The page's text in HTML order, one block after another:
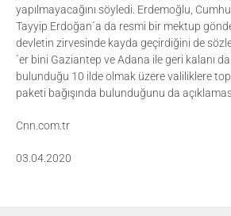
yapılmayacağını söyledi. Erdemoğlu,
Tayyip Erdoğan´a da resmi bir mektup
devletin zirvesinde kayda geçirdiğini de
´er bini Gaziantep ve Adana ile geri kalanı
bulunduğu 10 ilde olmak üzere valiliklere
paketi bağışında bulunduğunu da
Cnn.com.tr
03.04.2020